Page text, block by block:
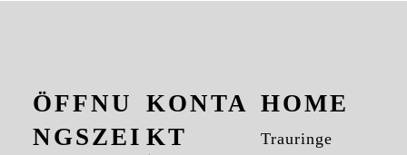
HOME
Trauringe
KONTA
KT
ÖFFNU
NGSZEI